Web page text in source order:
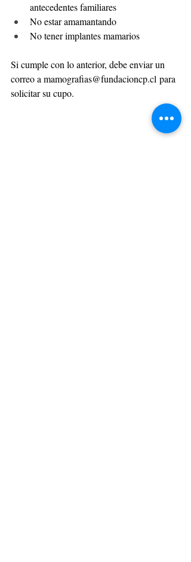
antecedentes familiares
No estar amamantando
No tener implantes mamarios
Si cumple con lo anterior, debe enviar un
correo a mamografias@fundacioncp.cl para
solicitar su cupo.